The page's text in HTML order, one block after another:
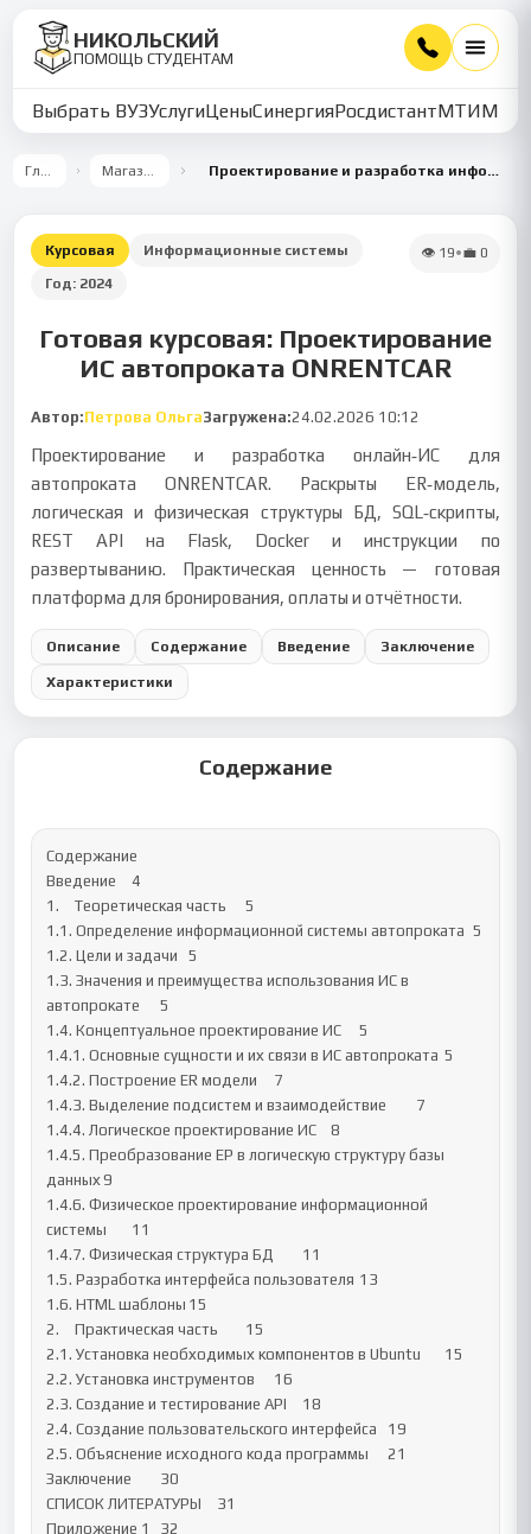
НИКОЛЬСКИЙ
ПОМОЩЬ СТУДЕНТАМ
Выбрать ВУЗУслугиЦеныСинергияРосдистантМТИММУ
Главная Магазин работ Проектирование и разработка информационной системы автопроката ONRENTCAR
Курсовая
Информационные системы
Год: 2024
👁 19•💼 0
Готовая курсовая: Проектирование
ИС автопроката ONRENTCAR
Автор:Петрова ОльгаЗагружена:24.02.2026 10:12
Проектирование и разработка онлайн‑ИС для
автопроката ONRENTCAR. Раскрыты ER‑модель,
логическая и физическая структуры БД, SQL‑скрипты,
REST API на Flask, Docker и инструкции по
развертыванию. Практическая ценность — готовая
платформа для бронирования, оплаты и отчётности.
Описание Содержание Введение Заключение
Характеристики
Содержание
Содержание
Введение	4
1.	Теоретическая часть	5
1.1. Определение информационной системы автопроката	5
1.2. Цели и задачи	5
1.3. Значения и преимущества использования ИС в
автопрокате	5
1.4. Концептуальное проектирование ИС	5
1.4.1. Основные сущности и их связи в ИС автопроката	5
1.4.2. Построение ER модели	7
1.4.3. Выделение подсистем и взаимодействие	7
1.4.4. Логическое проектирование ИС	8
1.4.5. Преобразование ЕР в логическую структуру базы
данных	9
1.4.6. Физическое проектирование информационной
системы	11
1.4.7. Физическая структура БД	11
1.5. Разработка интерфейса пользователя	13
1.6. HTML шаблоны	15
2.	Практическая часть	15
2.1. Установка необходимых компонентов в Ubuntu	15
2.2. Установка инструментов	16
2.3. Создание и тестирование API	18
2.4. Создание пользовательского интерфейса	19
2.5. Объяснение исходного кода программы	21
Заключение	30
СПИСОК ЛИТЕРАТУРЫ	31
Приложение 1	32